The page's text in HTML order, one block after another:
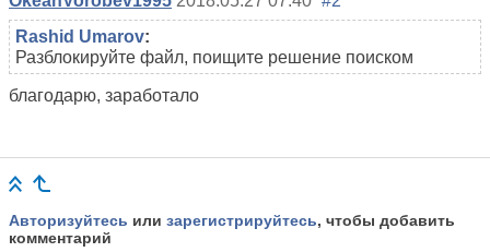
Rashid Umarov:
Разблокируйте файл, поищите решение поиском
благодарю, заработало
Авторизуйтесь или зарегистрируйтесь, чтобы добавить
комментарий